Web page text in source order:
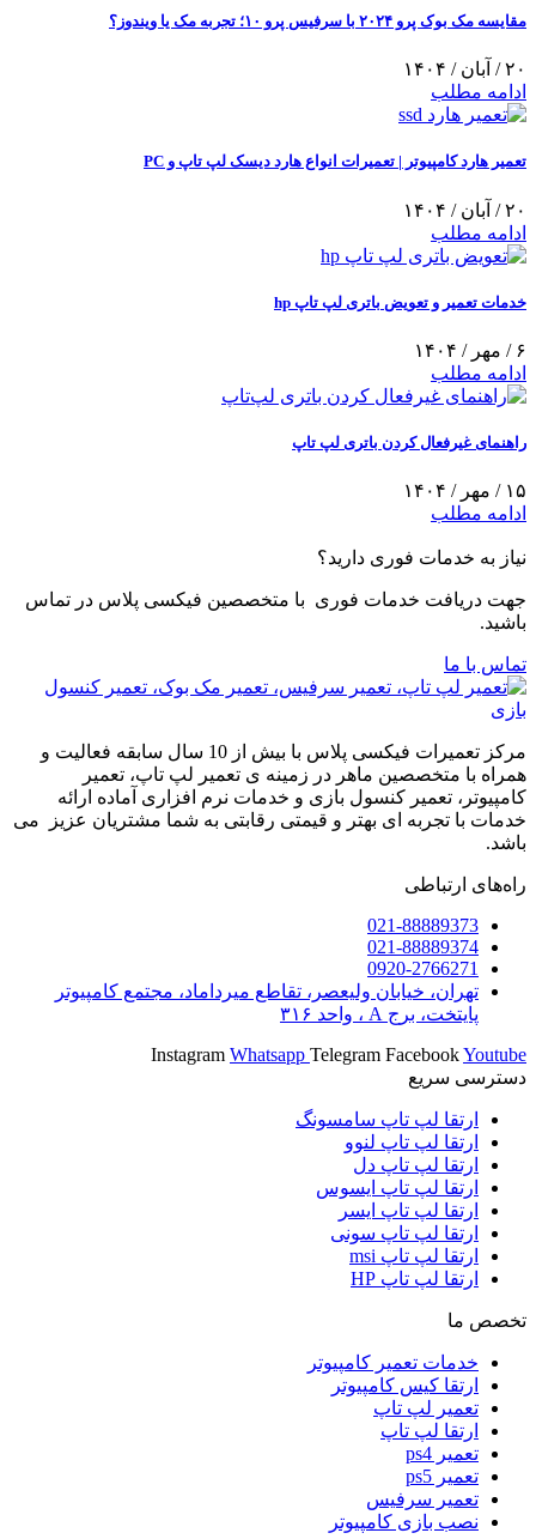
مقایسه مک‌ بوک پرو ۲۰۲۴ با سرفیس پرو ۱۰؛ تجربه مک یا ویندوز؟
۲۰ / آبان / ۱۴۰۴
ادامه مطلب
تعمیر هارد کامپیوتر | تعمیرات انواع هارد دیسک لپ تاپ و PC
۲۰ / آبان / ۱۴۰۴
ادامه مطلب
خدمات تعمیر و تعویض باتری لپ تاپ hp
۶ / مهر / ۱۴۰۴
ادامه مطلب
راهنمای غیرفعال کردن باتری لپ‌ تاپ
۱۵ / مهر / ۱۴۰۴
ادامه مطلب
نیاز به خدمات فوری دارید؟
جهت دریافت خدمات فوری با متخصصین فیکسی پلاس در تماس
باشید.
تماس با ما
مرکز تعمیرات فیکسی پلاس با بیش از 10 سال سابقه فعالیت و
همراه با متخصصین ماهر در زمینه ی تعمیر لپ تاپ، تعمیر
کامپیوتر، تعمیر کنسول بازی و خدمات نرم افزاری آماده ارائه
خدمات با تجربه ای بهتر و قیمتی رقابتی به شما مشتریان عزیز می
باشد.
راه‌های ارتباطی
021-88889373
021-88889374
0920-2766271
تهران، خیابان ولیعصر، تقاطع میرداماد، مجتمع کامپیوتر
پایتخت، برج A ، واحد ۳۱۶
Instagram Whatsapp Telegram FacebookYoutube
دسترسی سریع
ارتقا لپ تاپ سامسونگ
ارتقا لپ تاپ لنوو
ارتقا لپ تاپ دل
ارتقا لپ تاپ ایسوس
ارتقا لپ تاپ ایسر
ارتقا لپ تاپ سونی
ارتقا لپ تاپ msi
ارتقا لپ تاپ HP
تخصص ما
خدمات تعمیر کامپیوتر
ارتقا کیس کامپیوتر
تعمیر لپ تاپ
ارتقا لپ تاپ
تعمیر ps4
تعمیر ps5
تعمیر سرفیس
نصب بازی کامپیوتر